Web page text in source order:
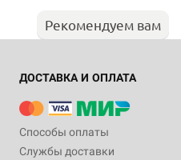
Рекомендуем вам
ДОСТАВКА И ОПЛАТА
Способы оплаты
Службы доставки